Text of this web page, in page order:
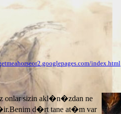
index.html
sizin akl�n�zdan ne
d�rt tane at�m var